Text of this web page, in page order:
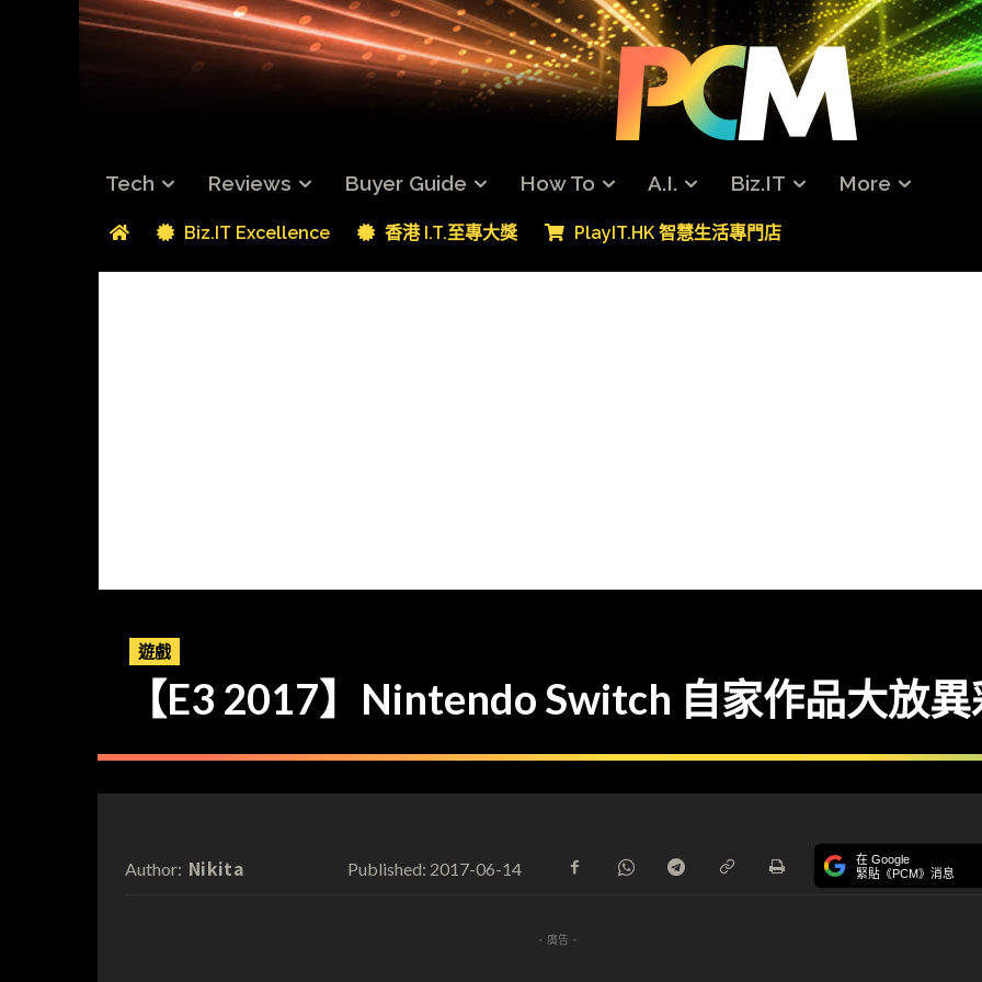
Tech Reviews Buyer Guide How To A.I. Biz.IT More
Biz.IT Excellence 香港 I.T.至專大獎 PlayIT.HK 智慧生活專門店
遊戲
【E3 2017】Nintendo Switch 自家作品大放
Author: Nikita Published: 2017-06-14 在 Google
緊貼《PCM》消息
- 廣告 -